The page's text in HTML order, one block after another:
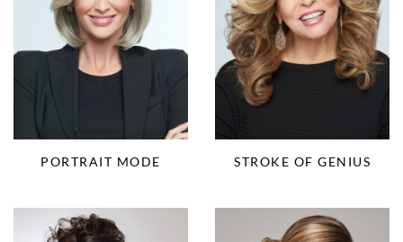
PORTRAIT MODE STROKE OF GENIUS